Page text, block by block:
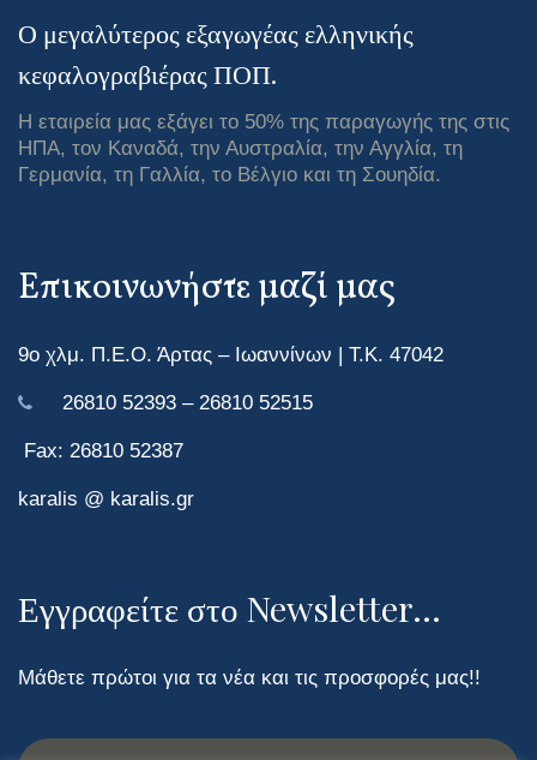
Ο μεγαλύτερος εξαγωγέας ελληνικής
κεφαλογραβιέρας ΠΟΠ.
Η εταιρεία μας εξάγει το 50% της παραγωγής της στις
ΗΠΑ, τον Καναδά, την Αυστραλία, την Αγγλία, τη
Γερμανία, τη Γαλλία, το Βέλγιο και τη Σουηδία.
Επικοινωνήστε μαζί μας
9ο χλμ. Π.Ε.Ο. Άρτας – Ιωαννίνων | Τ.Κ. 47042
26810 52393 – 26810 52515
Fax: 26810 52387
karalis @ karalis.gr
Εγγραφείτε στο Newsletter...
Μάθετε πρώτοι για τα νέα και τις προσφορές μας!!